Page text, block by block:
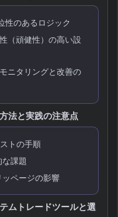
性のあるロジック
（頑健性）の高い設
ニタリングと改善の
法と実践の注意点
トの手順
課題
ページの影響
ムトレードツールと選